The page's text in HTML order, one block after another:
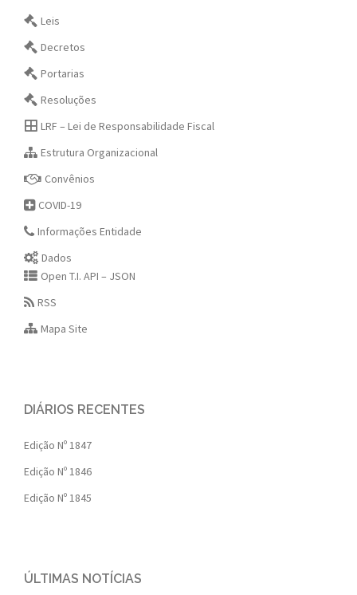
Leis
Decretos
Portarias
Resoluções
LRF – Lei de Responsabilidade Fiscal
Estrutura Organizacional
Convênios
COVID-19
Informações Entidade
Dados
Open T.I. API – JSON
RSS
Mapa Site
DIÁRIOS RECENTES
Edição Nº 1847
Edição Nº 1846
Edição Nº 1845
ÚLTIMAS NOTÍCIAS